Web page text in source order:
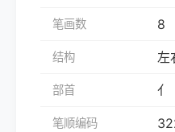
笔画数 8
结构 左
部首 亻
笔顺编码